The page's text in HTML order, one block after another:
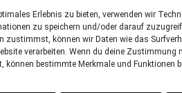
Erlebnis zu bieten, verwenden wir
zu speichern und/oder darauf
zustimmst, können wir Daten wie das
verarbeiten. Wenn du deine Zustimmung
können bestimmte Merkmale und Funktionen